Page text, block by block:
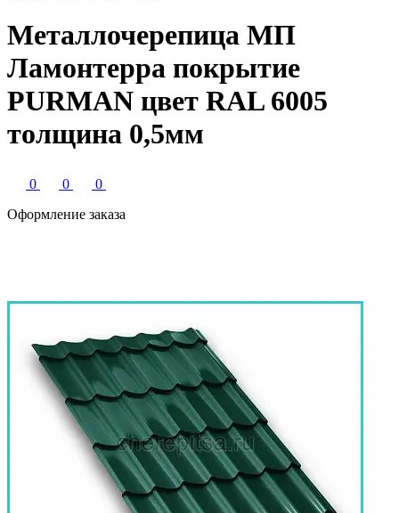
Металлочерепица МП
Ламонтерра покрытие
PURMAN цвет RAL 6005
толщина 0,5мм
0 0
0
Оформление заказа